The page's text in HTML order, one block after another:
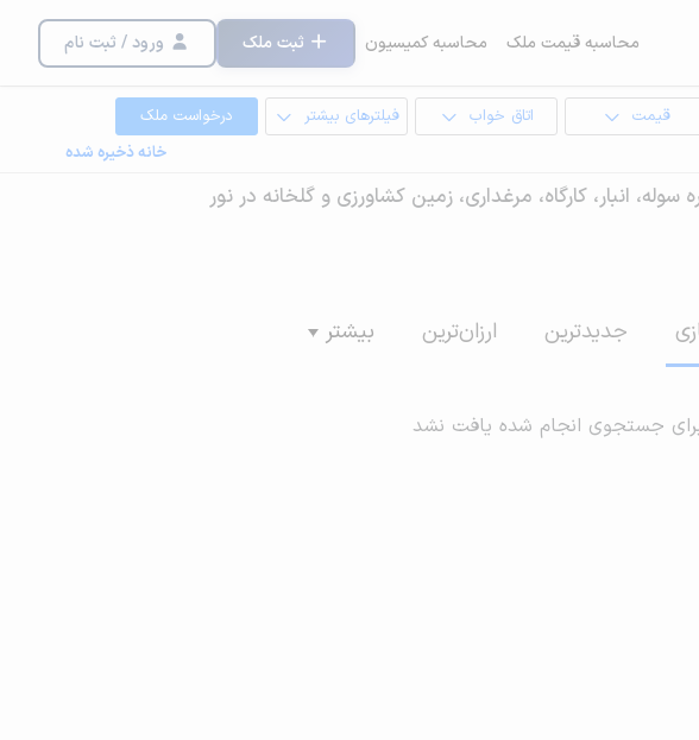
محاسبه قیمت ملک محاسبه کمیسیون ثبت ملک ورود / ثبت نام
قیمت اتاق خواب فیلترهای بیشتر
درخواست ملک
خانه ذخیره شده
سوله، انبار، کارگاه، مرغداری، زمین کشاورزی و گلخانه در نور
جدیدترین ارزان‌ترین بیشتر
جستجوی انجام شده یافت نشد